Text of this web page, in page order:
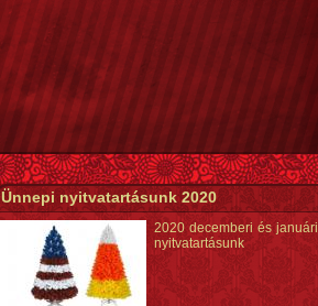
Ünnepi nyitvatartásunk 2020
2020 decemberi és januári
nyitvatartásunk